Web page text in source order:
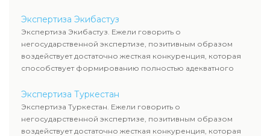
Экспертиза Экибастуз
Экспертиза Экибастуз. Ежели говорить о
негосударственной экспертизе, позитивным образом
воздействует достаточно жесткая конкуренция, которая
способствует формированию полностью адекватного
Экспертиза Туркестан
Экспертиза Туркестан. Ежели говорить о
негосударственной экспертизе, позитивным образом
воздействует достаточно жесткая конкуренция, которая